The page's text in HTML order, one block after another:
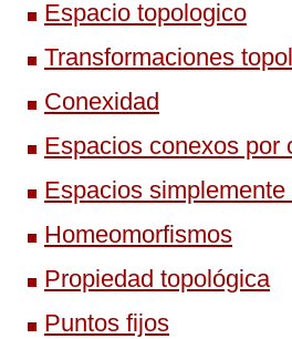
Espacio topologico
Transformaciones
Conexidad
Espacios conexos por
Espacios
Homeomorfismos
Propiedad topológica
Puntos fijos